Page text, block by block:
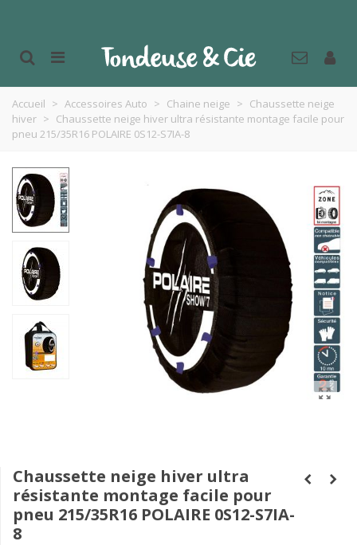
Accueil > Accessoires Auto > Chaine neige > Chaussette neige
hiver > Chaussette neige hiver ultra résistante montage facile pour
pneu 215/35R16 POLAIRE 0S12-S7IA-8
Chaussette neige hiver ultra
résistante montage facile pour
pneu 215/35R16 POLAIRE 0S12-S7IA-
8